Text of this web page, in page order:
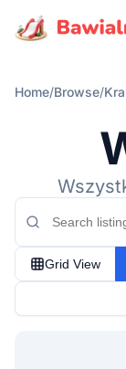
Home/Browse/
Grid View